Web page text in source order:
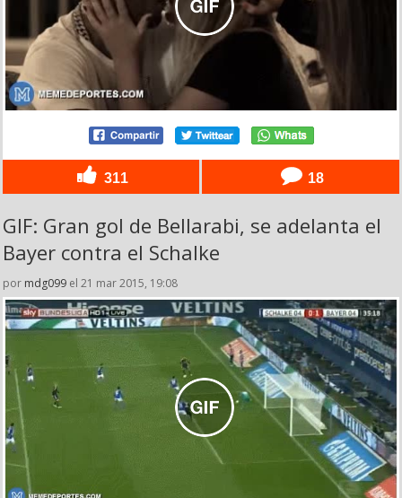
311 18
GIF: Gran gol de Bellarabi, se adelanta el
Bayer contra el Schalke
por mdg099 el 21 mar 2015, 19:08